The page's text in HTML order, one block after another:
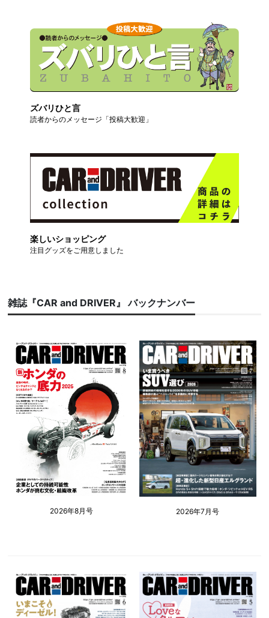
ズバリひと言
読者からのメッセージ「投稿大歓迎」
楽しいショッピング
注目グッズをご用意しました
雑誌『CAR and DRIVER』 バックナンバー
2026年8月号 2026年7月号